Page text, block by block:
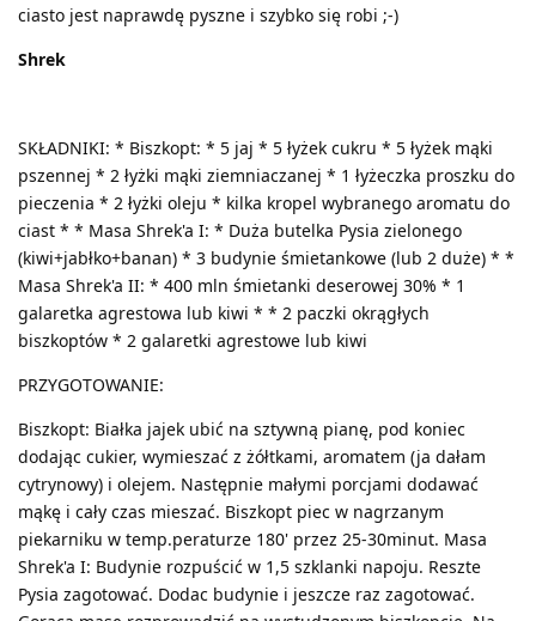
ciasto jest naprawdę pyszne i szybko się robi ;-)
Shrek
SKŁADNIKI: * Biszkopt: * 5 jaj * 5 łyżek cukru * 5 łyżek mąki
pszennej * 2 łyżki mąki ziemniaczanej * 1 łyżeczka proszku do
pieczenia * 2 łyżki oleju * kilka kropel wybranego aromatu do
ciast * * Masa Shrek'a I: * Duża butelka Pysia zielonego
(kiwi+jabłko+banan) * 3 budynie śmietankowe (lub 2 duże) * *
Masa Shrek'a II: * 400 mln śmietanki deserowej 30% * 1
galaretka agrestowa lub kiwi * * 2 paczki okrągłych
biszkoptów * 2 galaretki agrestowe lub kiwi
PRZYGOTOWANIE:
Biszkopt: Białka jajek ubić na sztywną pianę, pod koniec
dodając cukier, wymieszać z żółtkami, aromatem (ja dałam
cytrynowy) i olejem. Następnie małymi porcjami dodawać
mąkę i cały czas mieszać. Biszkopt piec w nagrzanym
piekarniku w temp.peraturze 180' przez 25-30minut. Masa
Shrek'a I: Budynie rozpuścić w 1,5 szklanki napoju. Reszte
Pysia zagotować. Dodac budynie i jeszcze raz zagotować.